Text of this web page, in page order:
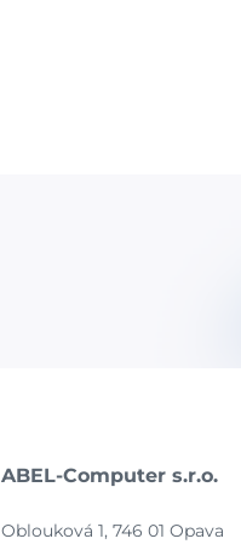
ABEL-Computer s.r.o.
Oblouková 1, 746 01 Opava